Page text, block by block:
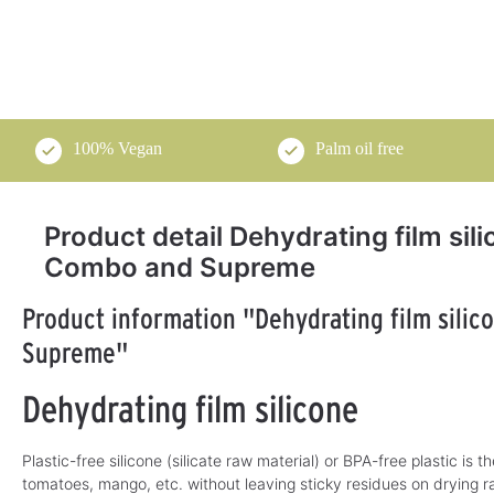
100% Vegan Palm oil free
Product detail Dehydrating film
Combo and Supreme
Product information "Dehydrating film
Supreme"
Dehydrating film silicone
Plastic-free silicone (silicate raw material) or BPA-free plastic is
tomatoes, mango, etc. without leaving sticky residues on drying